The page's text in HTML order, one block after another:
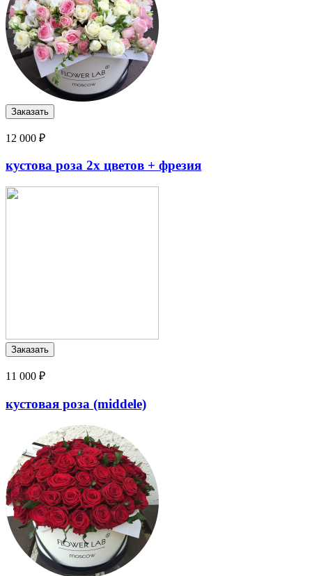
12 000 ₽
кустова роза 2х цветов + фрезия
11 000 ₽
кустовая роза (middele)